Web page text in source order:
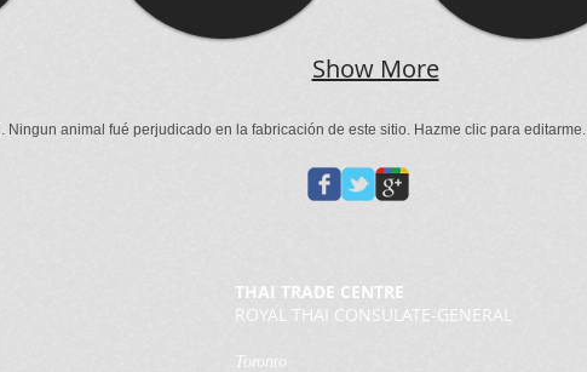
Show More
. Ningun animal fué perjudicado en la fabricación de este sitio. Hazme clic para editarme.
THAI TRADE CENTRE
ROYAL THAI CONSULATE-GENERAL
Toronto